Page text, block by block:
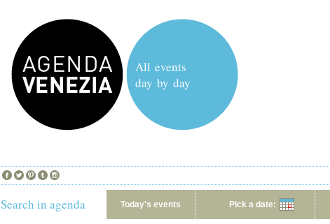
All events
day by day
Search in agenda Today's events Pick a date: